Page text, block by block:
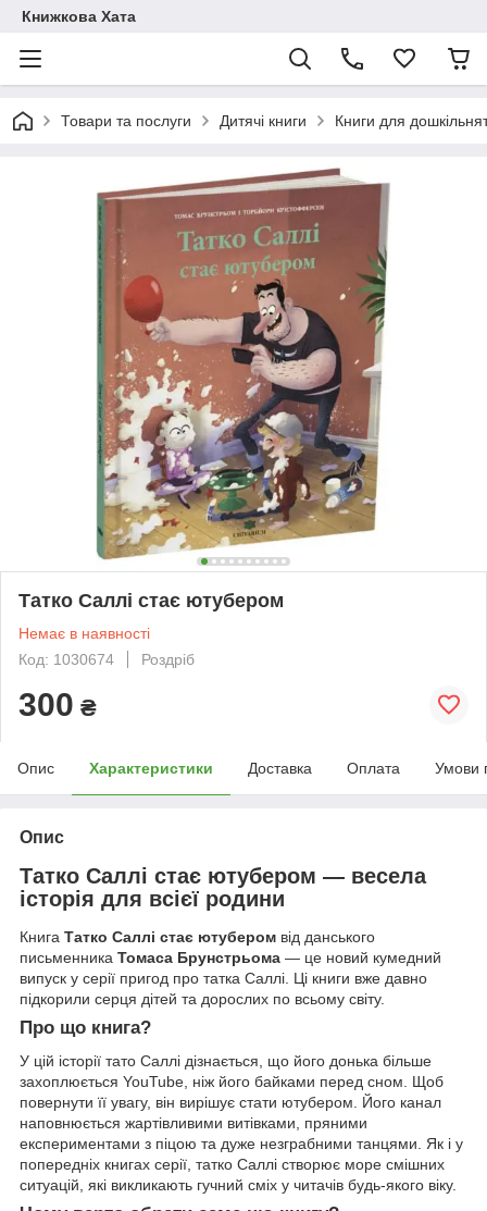
Книжкова Хата
Товари та послуги Дитячі книги Книги для
Татко Саллі стає ютубером
Немає в наявності
Код: 1030674
Роздріб
300 ₴
Опис Характеристики Доставка Оплата Умови
Опис
Татко Саллі стає ютубером — весела
історія для всієї родини
Книга Татко Саллі стає ютубером від данського
письменника Томаса Брунстрьома — це новий кумедний
випуск у серії пригод про татка Саллі. Ці книги вже давно
підкорили серця дітей та дорослих по всьому світу.
Про що книга?
У цій історії тато Саллі дізнається, що його донька більше
захоплюється YouTube, ніж його байками перед сном. Щоб
повернути її увагу, він вирішує стати ютубером. Його канал
наповнюється жартівливими витівками, пряними
експериментами з піцою та дуже незграбними танцями. Як і у
попередніх книгах серії, татко Саллі створює море смішних
ситуацій, які викликають гучний сміх у читачів будь-якого віку.